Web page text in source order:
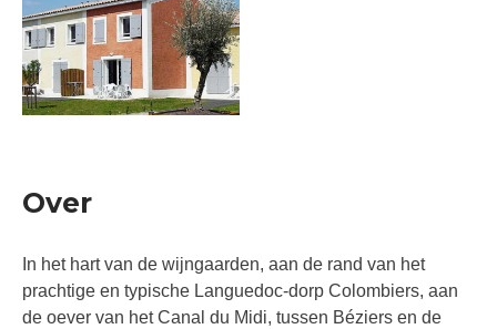
Over
In het hart van de wijngaarden, aan de rand van het
prachtige en typische Languedoc-dorp Colombiers, aan
de oever van het Canal du Midi, tussen Béziers en de